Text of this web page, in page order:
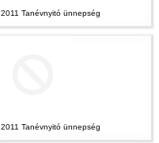
2011 Tanévnyitó ünnepség
2011 Tanévnyitó ünnepség